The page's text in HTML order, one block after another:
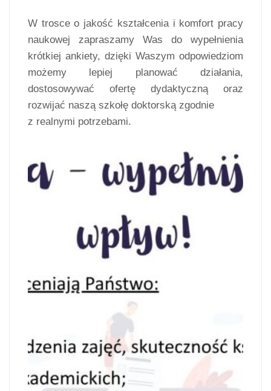
W trosce o jakość kształcenia i komfort pracy
naukowej zapraszamy Was do wypełnienia
krótkiej ankiety, dzięki Waszym odpowiedziom
możemy lepiej planować działania,
dostosowywać ofertę dydaktyczną oraz
rozwijać naszą szkołę doktorską zgodnie
z realnymi potrzebami.